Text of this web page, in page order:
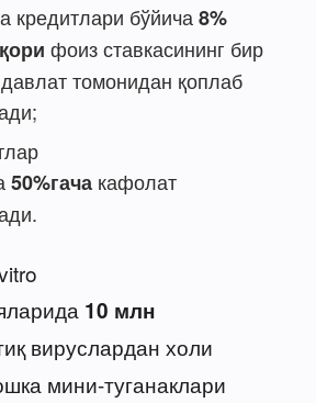
кредитлари бўйича 8%
фоиз ставкасининг бир
томонидан қоплаб
50%гача кафолат
10 млн
вируслардан холи
мини-туганаклари